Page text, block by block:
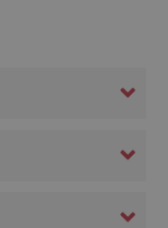
.onesignal.com